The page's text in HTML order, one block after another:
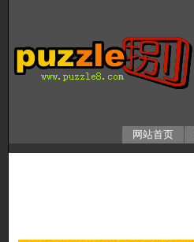
网站首页